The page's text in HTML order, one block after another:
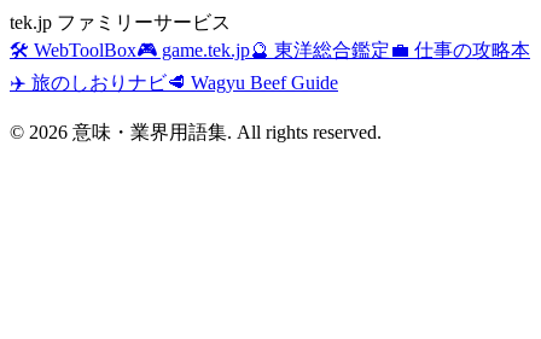
tek.jp ファミリーサービス
🛠️ WebToolBox🎮 game.tek.jp🔮 東洋総合鑑定💼 仕事の攻略本
✈️ 旅のしおりナビ🥩 Wagyu Beef Guide
© 2026 意味・業界用語集. All rights reserved.